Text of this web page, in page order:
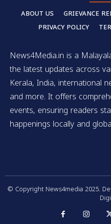
ABOUT US GRIEVANCE
PRIVACY POLICY
News4Media.in is a
the latest updates across
Kerala, India, international
and more. It offers
events, ensuring readers
happenings locally and
© Copyright News4media 2025.